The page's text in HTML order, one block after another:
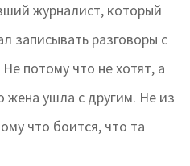
журналист, который
записывать разговоры с
потому что не хотят, а
жена ушла с другим. Не из
что боится, что та